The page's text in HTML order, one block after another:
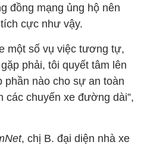
đồng mạng ủng hộ nên
cực như vậy.
một số vụ việc tương tự,
phải, tôi quyết tâm lên
phần nào cho sự an toàn
các chuyến xe đường dài”,
, chị B. đại diện nhà xe